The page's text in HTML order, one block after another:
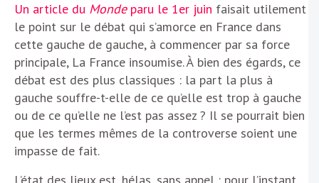
Un article du Mondeparu le 1er juin faisait utilement
le point sur le débat qui s’amorce en France dans
cette gauche de gauche, à commencer par sa force
principale, La France insoumise. À bien des égards, ce
débat est des plus classiques : la part la plus à
gauche souffre-t-elle de ce qu’elle est trop à gauche
ou de ce qu’elle ne l’est pas assez ? Il se pourrait bien
que les termes mêmes de la controverse soient une
impasse de fait.